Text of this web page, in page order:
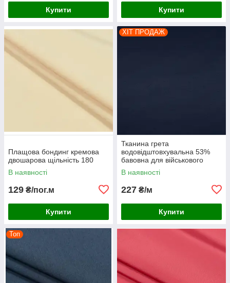
Купити Купити
Плащова бондинг кремова
двошарова щільність 180
В наявності
129 ₴/пог.м
Купити
ХІТ ПРОДАЖ
Тканина грета
водовідштовхувальна 53%
бавовна для військового
одягу спецодягу костюмів
роби темно-синя
В наявності
227 ₴/м
Купити
Топ